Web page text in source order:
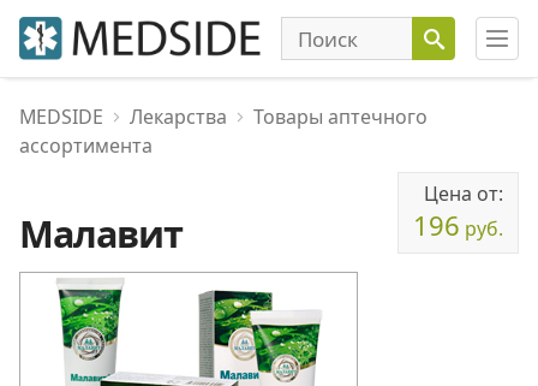
MEDSIDE Лекарства
Товары аптечного
ассортимента
Малавит
Цена от:
196 руб.